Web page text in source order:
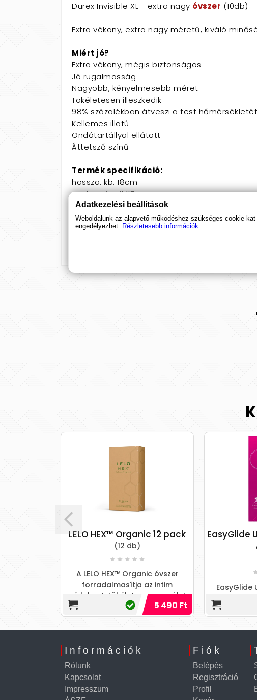
Durex Invisible XL - extra nagy óvszer (10db)
Extra vékony, extra nagy méretű, kiváló
Miért jó?
Extra vékony, mégis biztonságos
Jó rugalmasság
Nagyobb, kényelmesebb méret
Tökéletesen illeszkedik
98% százalékban átveszi a test hőmérsékletét
Kellemes illatú
Ondótartállyal ellátott
Áttetsző színű
Termék specifikáció:
hossza: kb. 18cm
vastagság: 0,05mm
átmérője: 5,7cm
dekoratív, exkluzív csomagolás
10db-os kiszerelés
LELO HEX™ Organic 12 pack
(12 db)
A LELO HEX™ Organic óvszer
forradalmasítja az intim
védelmet, tökéletes egyensúlyt
teremtve a biztonság, a környeze
5 490 Ft
EasyGlide
EasyGlide
Információk
Rólunk
Kapcsolat
Impresszum
Fiók
Belépés
Regisztráció
Profil
Adatkezelési beállítások
Weboldalunk az alapvető működéshez szükséges cookie-
engedélyezhet. Részletesebb információk.